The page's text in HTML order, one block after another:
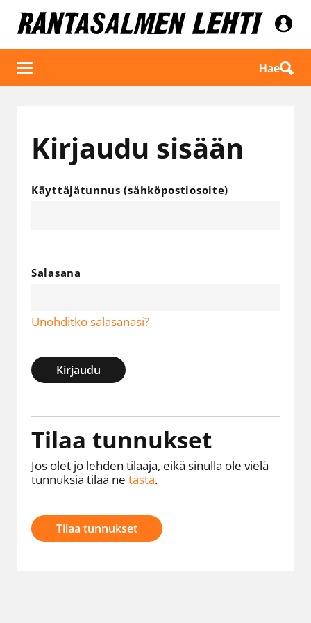
Hae
Kirjaudu sisään
Käyttäjätunnus (sähköpostiosoite)
Salasana
Unohditko salasanasi?
Kirjaudu
Tilaa tunnukset
Jos olet jo lehden tilaaja, eikä sinulla ole vielä
tunnuksia tilaa ne tästä.
Tilaa tunnukset